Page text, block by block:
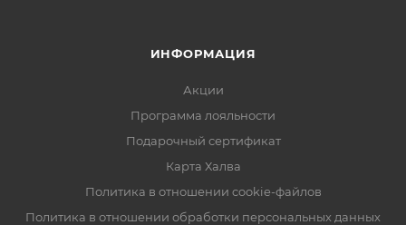
ИНФОРМАЦИЯ
Акции
Программа лояльности
Подарочный сертификат
Карта Халва
Политика в отношении cookie-файлов
Политика в отношении обработки персональных данных